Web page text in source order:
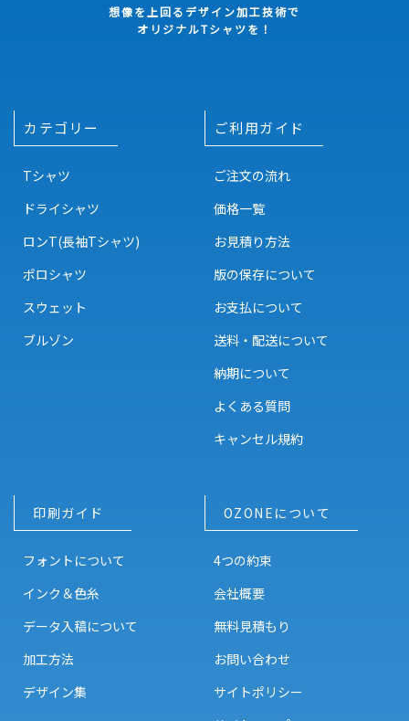
想像を上回るデザイン加工技術で
オリジナルTシャツを！
カテゴリー
Tシャツ
ドライシャツ
ロンT(長袖Tシャツ)
ポロシャツ
スウェット
ブルゾン
ご利用ガイド
ご注文の流れ
価格一覧
お見積り方法
版の保存について
お支払について
送料・配送について
納期について
よくある質問
キャンセル規約
印刷ガイド
フォントについて
インク＆色糸
データ入稿について
加工方法
デザイン集
OZONEについて
4つの約束
会社概要
無料見積もり
お問い合わせ
サイトポリシー